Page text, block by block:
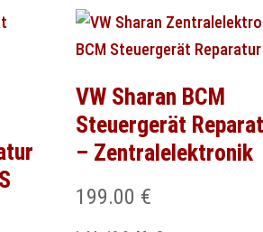
VW Sharan BCM
Steuergerät
– Zentralelektronik
199.00 €